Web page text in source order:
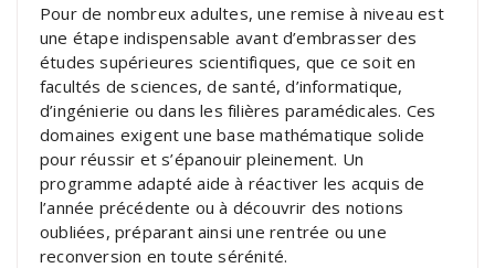
Pour de nombreux adultes, une remise à niveau est
une étape indispensable avant d’embrasser des
études supérieures scientifiques, que ce soit en
facultés de sciences, de santé, d’informatique,
d’ingénierie ou dans les filières paramédicales. Ces
domaines exigent une base mathématique solide
pour réussir et s’épanouir pleinement. Un
programme adapté aide à réactiver les acquis de
l’année précédente ou à découvrir des notions
oubliées, préparant ainsi une rentrée ou une
reconversion en toute sérénité.